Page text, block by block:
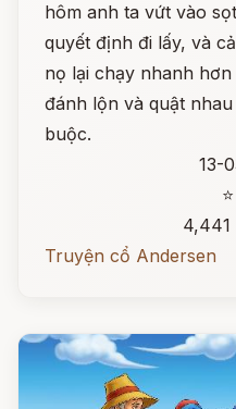
hôm anh ta vứt vào
quyết định đi lấy, và
nọ lại chạy nhanh
đánh lộn và quật
buộc.
13-
4,441
Truyện cổ Andersen